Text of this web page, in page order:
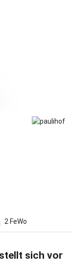
2 FeWo
sich vor